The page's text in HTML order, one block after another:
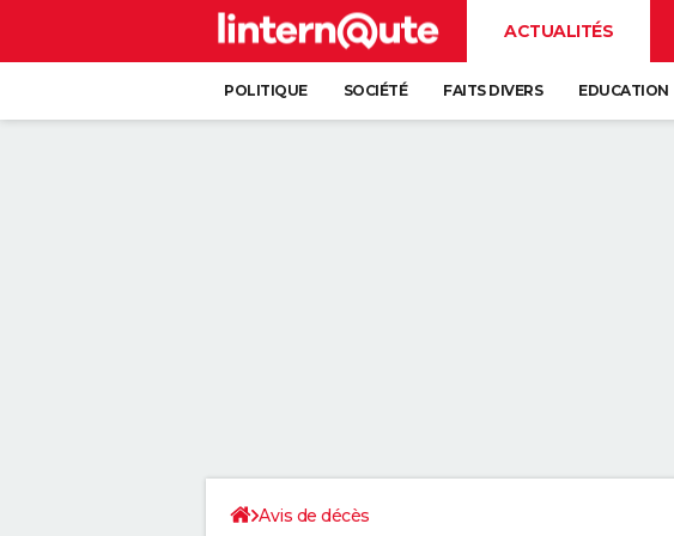
ACTUALITÉS
POLITIQUE SOCIÉTÉ FAITS DIVERS EDUCATION
Avis de décès